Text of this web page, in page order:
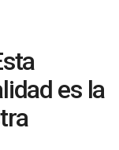
es la